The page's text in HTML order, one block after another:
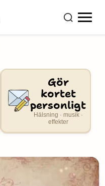
Gör
kortet
personligt
Hälsning · musik ·
effekter